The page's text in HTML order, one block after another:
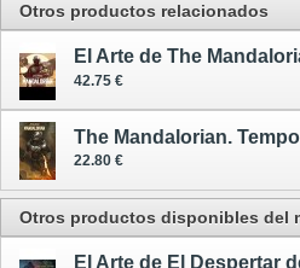
Otros productos relacionados
El Arte de The
42.75 €
22.80 €
Otros productos disponibles del
El Arte de El Despertar